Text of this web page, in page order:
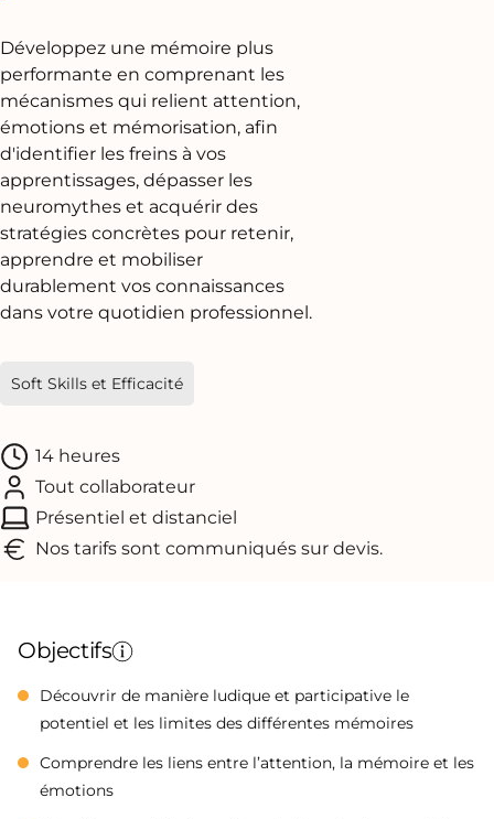
Développez une mémoire plus
performante en comprenant les
mécanismes qui relient attention,
émotions et mémorisation, afin
d'identifier les freins à vos
apprentissages, dépasser les
neuromythes et acquérir des
stratégies concrètes pour retenir,
apprendre et mobiliser
durablement vos connaissances
dans votre quotidien professionnel.
Soft Skills et Efficacité
14 heures
Tout collaborateur
Présentiel et distanciel
Nos tarifs sont communiqués sur devis.
Objectifs
Découvrir de manière ludique et participative le
potentiel et les limites des différentes mémoires
Comprendre les liens entre l’attention, la mémoire et les
émotions